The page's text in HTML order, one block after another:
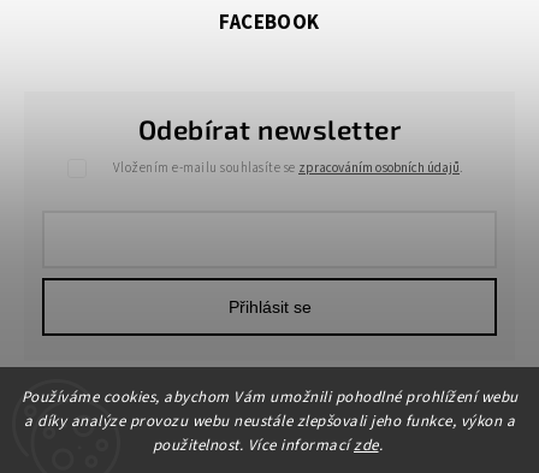
Používáme cookies, abychom Vám umožnili pohodlné prohlížení webu
a díky analýze provozu webu neustále zlepšovali jeho funkce, výkon a
použitelnost. Více informacízde.
Odebírat newsletter
Vložením e-mailu souhlasíte se zpracováním osobních údajů.
Přihlásit se
FACEBOOK